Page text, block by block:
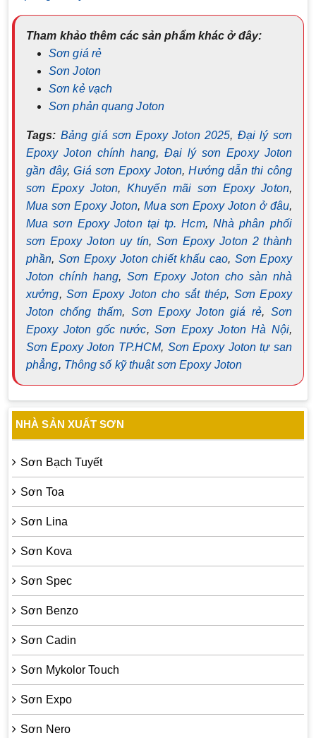
Tham khảo thêm các sản phẩm khác ở đây:
Sơn giá rẻ
Sơn Joton
Sơn kẻ vạch
Sơn phản quang Joton
Tags: Bảng giá sơn Epoxy Joton 2025, Đại lý sơn
Epoxy Joton chính hang,Đại lý sơn Epoxy Joton
gần đây,Giá sơn Epoxy Joton,Hướng dẫn thi công
sơn Epoxy Joton,Khuyến mãi sơn Epoxy Joton,
Mua sơn Epoxy Joton,Mua sơn Epoxy Joton ở đâu,
Mua sơn Epoxy Joton tại tp. Hcm, Nhà phân phối
sơn Epoxy Joton uy tín, Sơn Epoxy Joton 2 thành
phần,Sơn Epoxy Joton chiết khấu cao, Sơn Epoxy
Joton chính hang, Sơn Epoxy Joton cho sàn nhà
xưởng,Sơn Epoxy Joton cho sắt thép, Sơn Epoxy
Joton chống thấm, Sơn Epoxy Joton giá rẻ, Sơn
Epoxy Joton gốc nước, Sơn Epoxy Joton Hà Nội,
Sơn Epoxy Joton TP.HCM, Sơn Epoxy Joton tự san
phẳng, Thông số kỹ thuật sơn Epoxy Joton
NHÀ SẢN XUẤT SƠN
Sơn Bạch Tuyết
Sơn Toa
Sơn Lina
Sơn Kova
Sơn Spec
Sơn Benzo
Sơn Cadin
Sơn Mykolor Touch
Sơn Expo
Sơn Nero